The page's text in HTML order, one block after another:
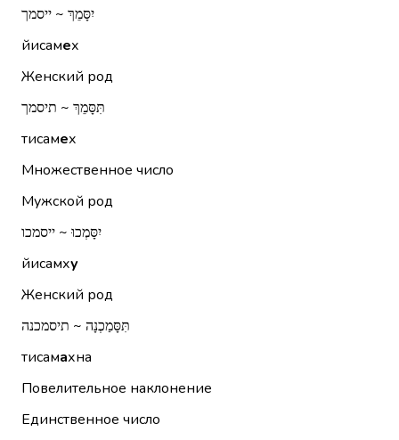
יִסָּמֵךְ ~ ייסמך
йисамех
Женский род
תִּסָּמֵךְ ~ תיסמך
тисамех
Множественное число
Мужской род
יִסָּמְכוּ ~ ייסמכו
йисамху
Женский род
תִּסָּמַכְנָה ~ תיסמכנה
тисамахна
Повелительное наклонение
Единственное число